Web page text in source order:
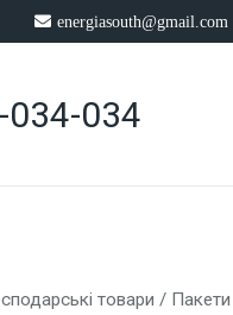
energiasouth@gmail.com
034-034
товари /